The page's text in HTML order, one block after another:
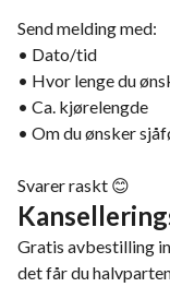
Send melding med:
• Dato/tid
• Hvor lenge du
• Ca. kjørelengde
• Om du ønsker
Svarer raskt 😊
Gratis avbestilling
det får du